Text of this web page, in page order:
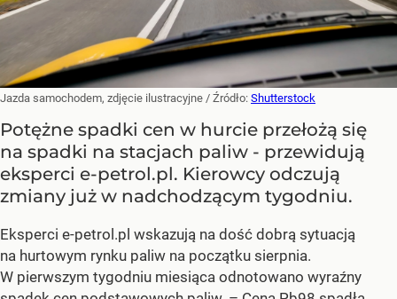
Jazda samochodem, zdjęcie ilustracyjne / Źródło: Shutterstock
Potężne spadki cen w hurcie przełożą się
na spadki na stacjach paliw - przewidują
eksperci e-petrol.pl. Kierowcy odczują
zmiany już w nadchodzącym tygodniu.
Eksperci e-petrol.pl wskazują na dość dobrą sytuacją
na hurtowym rynku paliw na początku sierpnia.
W pierwszym tygodniu miesiąca odnotowano wyraźny